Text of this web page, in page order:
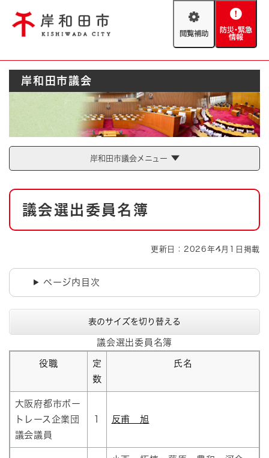
閲
助
防
緊
情
報
Foreign language
やさしい日本語
とじる
防災・緊急情報
ハザードマップ AED設置箇所
とじる
岸和田市議会
岸和田市議会メニュー
本
議会選出委員名簿
更新日：2026年4月1日掲載
ページ内目次
表のサイズを切り替える
議会選出委員名簿
役職
定
数
氏名
大阪府都市ボー
トレース企業団
議会議員
1 反甫 旭